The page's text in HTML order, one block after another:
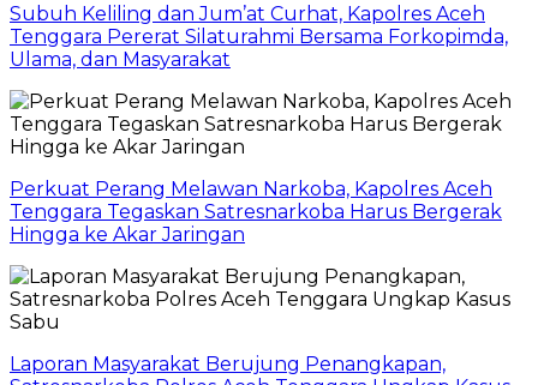
Subuh Keliling dan Jum’at Curhat, Kapolres Aceh
Tenggara Pererat Silaturahmi Bersama Forkopimda,
Ulama, dan Masyarakat
Perkuat Perang Melawan Narkoba, Kapolres Aceh
Tenggara Tegaskan Satresnarkoba Harus Bergerak
Hingga ke Akar Jaringan
Laporan Masyarakat Berujung Penangkapan,